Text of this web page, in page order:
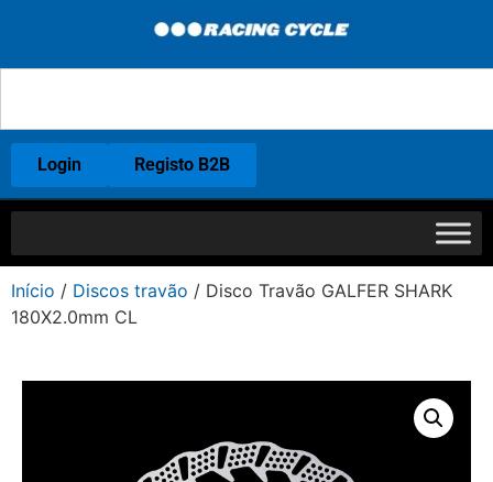
Login Registo B2B
Início / Discos travão / Disco Travão GALFER SHARK
180X2.0mm CL